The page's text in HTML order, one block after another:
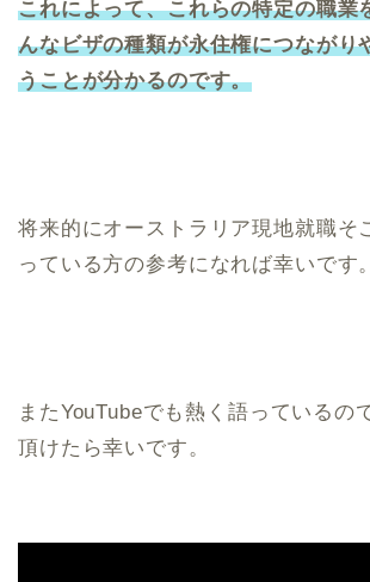
これによって、これらの特定の職業
んなビザの種類が永住権につながり
うことが分かるのです。
将来的にオーストラリア現地就職そ
っている方の参考になれば幸いです。
またYouTubeでも熱く語っているの
頂けたら幸いです。